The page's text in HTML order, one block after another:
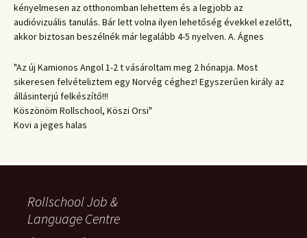
kényelmesen az otthonomban lehettem és a legjobb az
audióvizuális tanulás. Bár lett volna ilyen lehetőség évekkel ezelőtt,
akkor biztosan beszélnék már legalább 4-5 nyelven. A. Ágnes
"Az új Kamionos Angol 1-2 t vásároltam meg 2 hónapja. Most
sikeresen felvételiztem egy Norvég céghez! Egyszerűen király az
állásinterjú felkészítő!!!
Köszönöm Rollschool, Köszi Orsi"
Kovi a jeges halas
Rollschool Job &
Language Centre